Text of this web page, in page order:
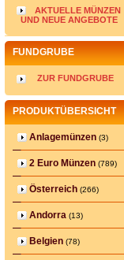
AKTUELLE MÜNZEN
UND NEUE ANGEBOTE
FUNDGRUBE
ZUR FUNDGRUBE
PRODUKTÜBERSICHT
Anlagemünzen (3)
2 Euro Münzen (789)
Österreich (266)
Andorra (13)
Belgien (78)